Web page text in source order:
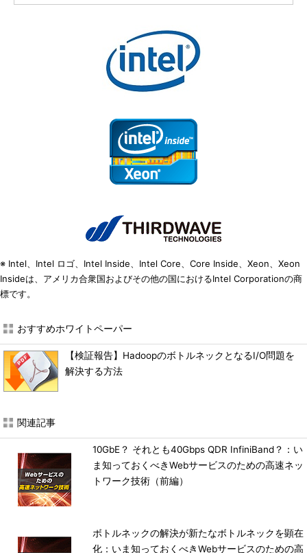
※ Intel、Intel ロゴ、Intel Inside、Intel Core、Core Inside、Xeon、Xeon
Insideは、アメリカ合衆国およびその他の国におけるIntel Corporationの商
標です。
おすすめホワイトペーパー
【検証報告】HadoopのボトルネックとなるI/O問題を
解決する方法
関連記事
10GbE？ それとも40Gbps QDR InfiniBand？：い
ま知っておくべきWebサービスのための高速ネッ
トワーク技術（前編）
ボトルネックの解決が新たなボトルネックを顕在
化：いま知っておくべきWebサービスのための高